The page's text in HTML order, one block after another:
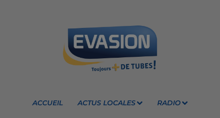
ACCUEIL ACTUS LOCALES RADIO